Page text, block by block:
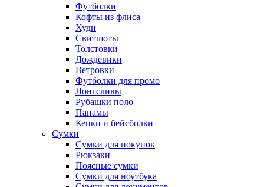
Футболки
Кофты из флиса
Худи
Свитшоты
Толстовки
Дождевики
Ветровки
Футболки для промо
Лонгсливы
Рубашки поло
Панамы
Кепки и бейсболки
Сумки
Сумки для покупок
Рюкзаки
Поясные сумки
Сумки для ноутбука